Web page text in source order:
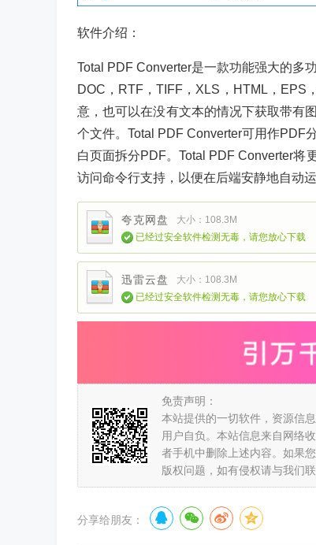
软件介绍：
Total PDF Converter是一款功能强大的多
DOC，RTF，TIFF，XLS，HTML，EPS
意，也可以在没有文本的情况下获取带有
个文件。Total PDF Converter可用作PDF
白页面拆分PDF。Total PDF Converter将
访问命令行支持，以便在后端安静地自动
夸克网盘
大小：108.3M
已经过安全软件检测无毒，请您放心下载
迅雷云盘
大小：108.3M
已经过安全软件检测无毒，请您放心下载
免责声明：
本站提供的一切软件，资源信
用户自负。本站信息来自网络
者手机中删除上述内容。如果
版权问题，如有侵权请与我们
分享给朋友：